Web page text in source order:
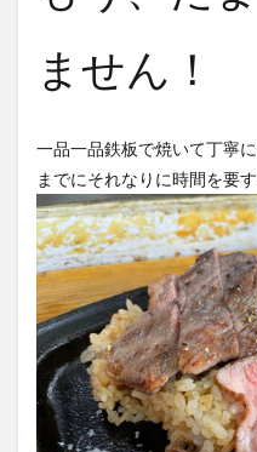
ません！
一品一品鉄板で焼いて丁寧
までにそれなりに時間を要す